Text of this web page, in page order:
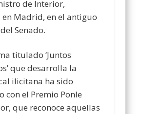
de Interior,
Madrid, en el antiguo
Senado.
titulado ‘Juntos
que desarrolla la
ilicitana ha sido
con el Premio Ponle
que reconoce aquellas